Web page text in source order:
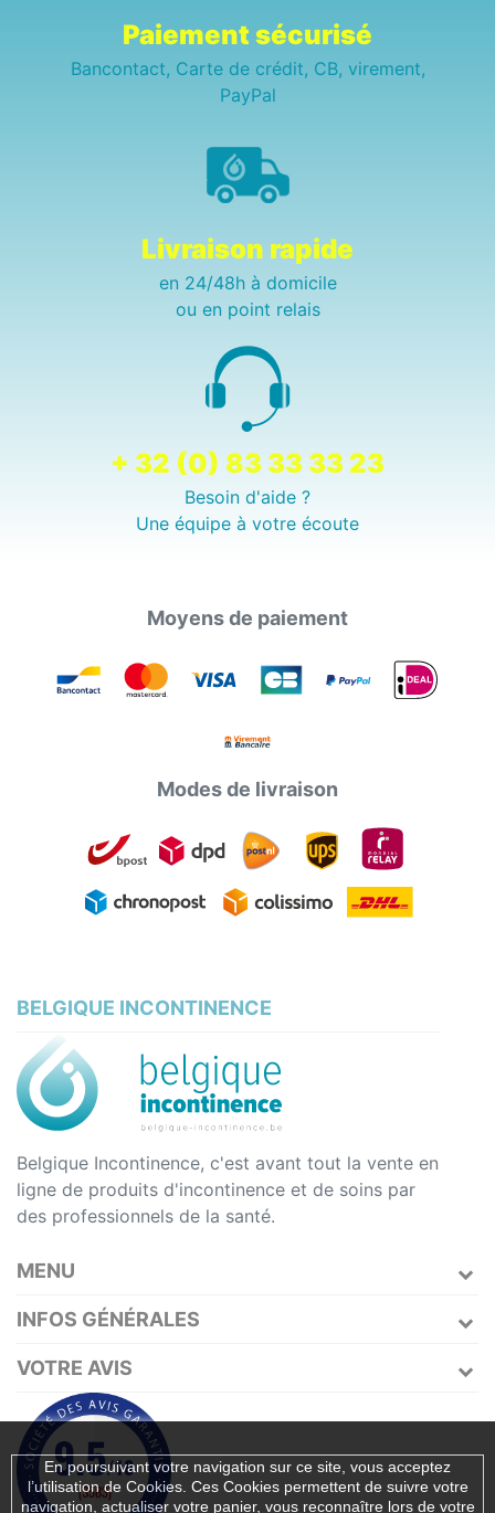
Paiement sécurisé
Bancontact, Carte de crédit, CB, virement,
PayPal
Livraison rapide
en 24/48h à domicile
ou en point relais
+ 32 (0) 83 33 33 23
Besoin d'aide ?
Une équipe à votre écoute
Moyens de paiement
Modes de livraison
BELGIQUE INCONTINENCE
Belgique Incontinence, c'est avant tout la vente en
ligne de produits d'incontinence et de soins par
des professionnels de la santé.
MENU
INFOS GÉNÉRALES
En poursuivant votre navigation sur ce site, vous acceptez
l’utilisation de Cookies. Ces Cookies permettent de suivre votre
navigation, actualiser votre panier, vous reconnaître lors de votre
VOTRE AVIS